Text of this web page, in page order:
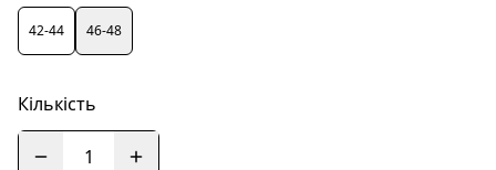
42-44 46-48
Кількість
1